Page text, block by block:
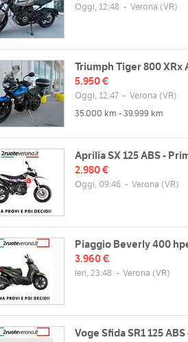
Oggi, 12:48 - Verona (VR)
Triumph Tiger 800 XRx
5.950 €
Oggi, 12:47 - Verona (VR)
35.000 km - 39.999 km
Aprilia SX 125 ABS -
2.980 €
Oggi, 09:46 - Verona (VR)
Piaggio Beverly 400
3.960 €
Ieri, 23:48 - Verona (VR)
Voge Sfida SR1 125